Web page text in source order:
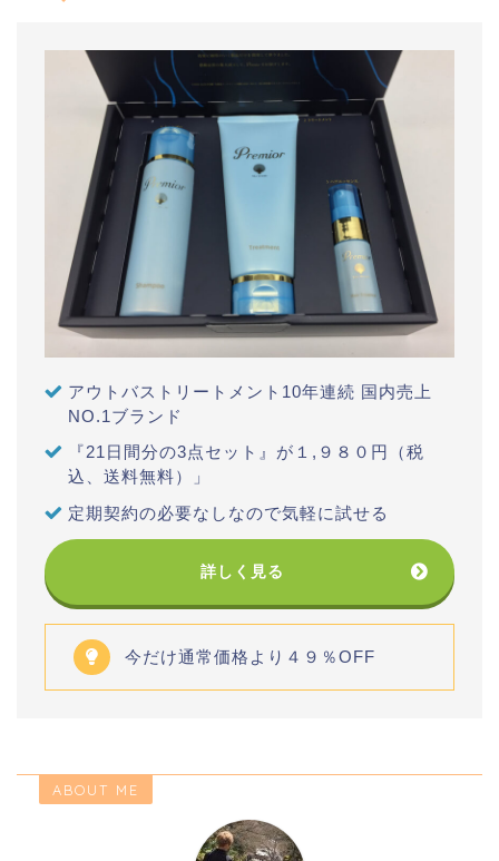
アウトバストリートメント10年連続 国内売上
NO.1ブランド
『21日間分の3点セット』が１,９８０円（税
込、送料無料）」
定期契約の必要なしなので気軽に試せる
詳しく見る
今だけ通常価格より４９％OFF
ABOUT ME